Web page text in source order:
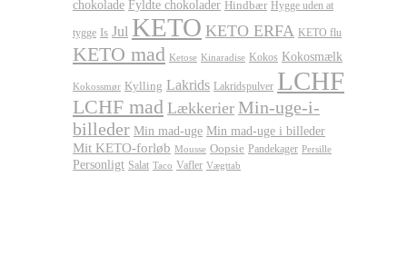
chokolade Fyldte chokolader Hindbær Hygge uden at
tygge Is Jul KETO KETO ERFA KETO flu
KETO mad Ketose Kinaradise Kokos Kokosmælk
Kokossmør Kylling Lakrids Lakridspulver LCHF
LCHF mad Lækkerier Min-uge-i-
billeder Min mad-uge Min mad-uge i billeder
Mit KETO-forløb Mousse Oopsie Pandekager Persille
Personligt Salat Taco Vafler Vægttab